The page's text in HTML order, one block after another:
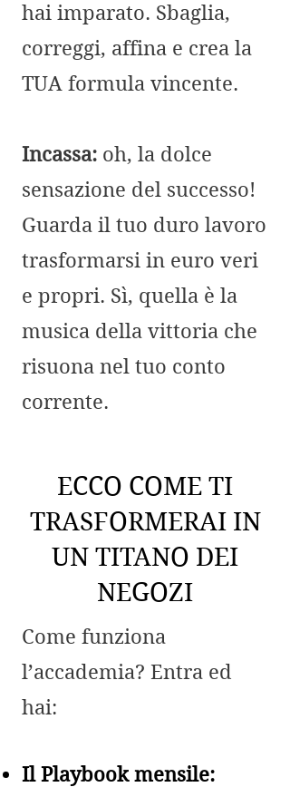
hai imparato. Sbaglia,
correggi, affina e crea la
TUA formula vincente.
Incassa: oh, la dolce
sensazione del successo!
Guarda il tuo duro lavoro
trasformarsi in euro veri
e propri. Sì, quella è la
musica della vittoria che
risuona nel tuo conto
corrente.
ECCO COME TI
TRASFORMERAI IN
UN TITANO DEI
NEGOZI
Come funziona
l’accademia? Entra ed
hai:
Il Playbook mensile: